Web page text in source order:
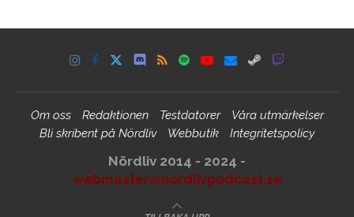
Om oss Redaktionen Testdatorer
Våra utmärkelser
Bli skribent på Nördliv
Webbutik Integritetspolicy
Nördliv 2014 - 2024 -
webmaster@nordlivpodcast.se